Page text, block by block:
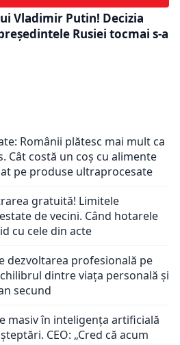
Vladimir Putin! Decizia
Rusiei tocmai s-a
Românii plătesc mai mult ca
Cât costă un coș cu alimente
pe produse ultraprocesate
gratuită! Limitele
de vecini. Când hotarele
cu cele din acte
dezvoltarea profesională pe
dintre viața personală și
secund
masiv în inteligența artificială
CEO: „Cred că acum